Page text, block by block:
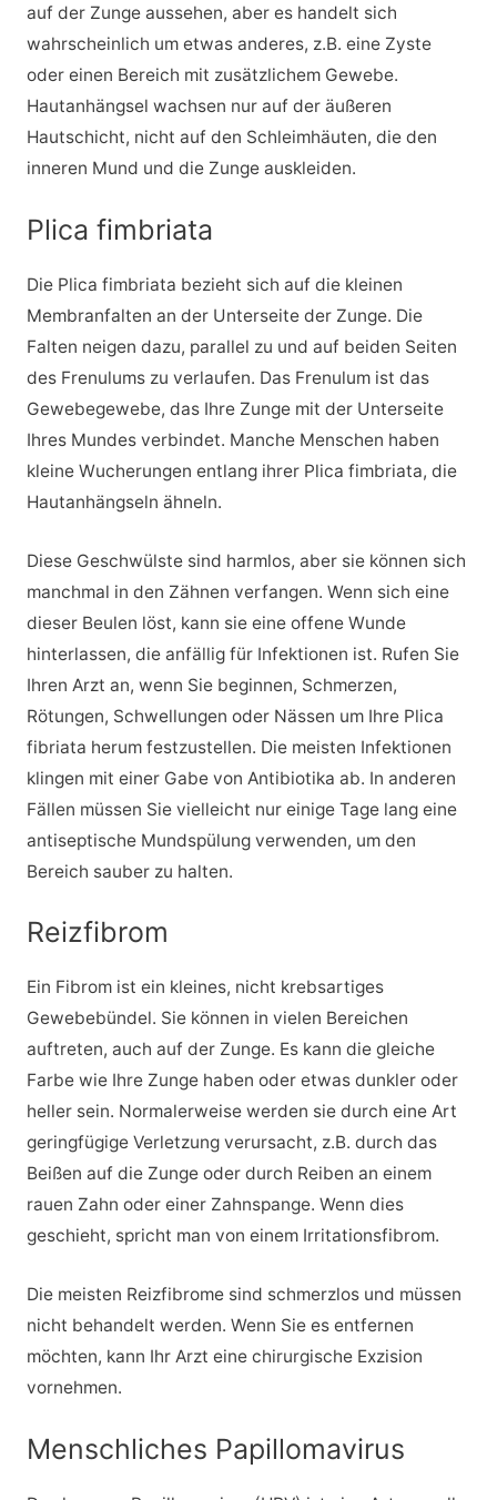
auf der Zunge aussehen, aber es handelt sich
wahrscheinlich um etwas anderes, z.B. eine Zyste
oder einen Bereich mit zusätzlichem Gewebe.
Hautanhängsel wachsen nur auf der äußeren
Hautschicht, nicht auf den Schleimhäuten, die den
inneren Mund und die Zunge auskleiden.
Plica fimbriata
Die Plica fimbriata bezieht sich auf die kleinen
Membranfalten an der Unterseite der Zunge. Die
Falten neigen dazu, parallel zu und auf beiden Seiten
des Frenulums zu verlaufen. Das Frenulum ist das
Gewebegewebe, das Ihre Zunge mit der Unterseite
Ihres Mundes verbindet. Manche Menschen haben
kleine Wucherungen entlang ihrer Plica fimbriata, die
Hautanhängseln ähneln.
Diese Geschwülste sind harmlos, aber sie können sich
manchmal in den Zähnen verfangen. Wenn sich eine
dieser Beulen löst, kann sie eine offene Wunde
hinterlassen, die anfällig für Infektionen ist. Rufen Sie
Ihren Arzt an, wenn Sie beginnen, Schmerzen,
Rötungen, Schwellungen oder Nässen um Ihre Plica
fibriata herum festzustellen. Die meisten Infektionen
klingen mit einer Gabe von Antibiotika ab. In anderen
Fällen müssen Sie vielleicht nur einige Tage lang eine
antiseptische Mundspülung verwenden, um den
Bereich sauber zu halten.
Reizfibrom
Ein Fibrom ist ein kleines, nicht krebsartiges
Gewebebündel. Sie können in vielen Bereichen
auftreten, auch auf der Zunge. Es kann die gleiche
Farbe wie Ihre Zunge haben oder etwas dunkler oder
heller sein. Normalerweise werden sie durch eine Art
geringfügige Verletzung verursacht, z.B. durch das
Beißen auf die Zunge oder durch Reiben an einem
rauen Zahn oder einer Zahnspange. Wenn dies
geschieht, spricht man von einem Irritationsfibrom.
Die meisten Reizfibrome sind schmerzlos und müssen
nicht behandelt werden. Wenn Sie es entfernen
möchten, kann Ihr Arzt eine chirurgische Exzision
vornehmen.
Menschliches Papillomavirus